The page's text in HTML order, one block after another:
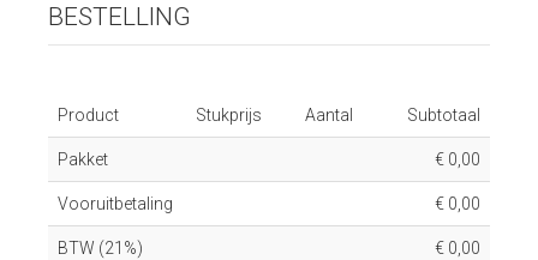
BESTELLING
Product Stukprijs Aantal Subtotaal
Pakket € 0,00
Vooruitbetaling € 0,00
BTW (21%) € 0,00